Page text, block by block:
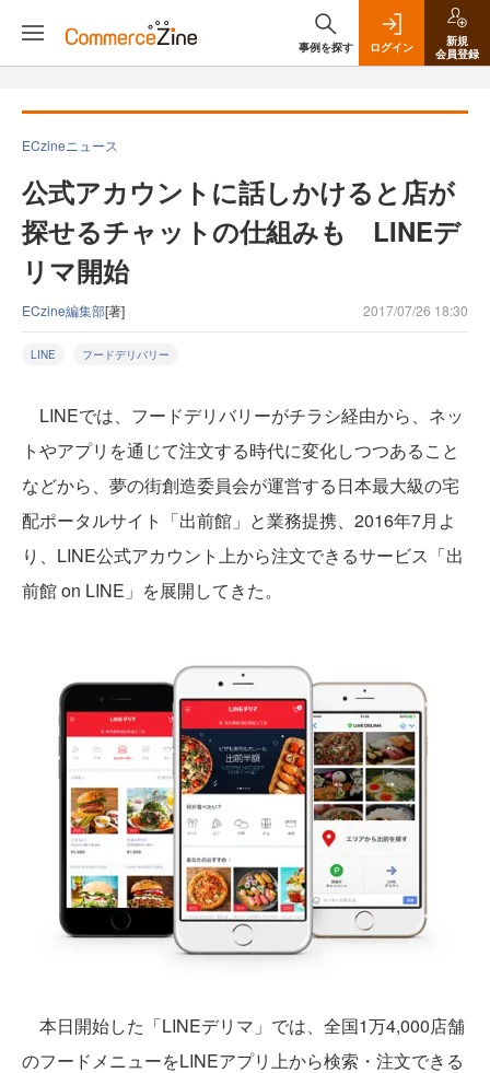
事例を探す ログイン
新規
会員登録
ECzineニュース
公式アカウントに話しかけると店が
探せるチャットの仕組みも LINEデ
リマ開始
ECzine編集部[著] 2017/07/26 18:30
LINE フードデリバリー
LINEでは、フードデリバリーがチラシ経由から、ネッ
トやアプリを通じて注文する時代に変化しつつあること
などから、夢の街創造委員会が運営する日本最大級の宅
配ポータルサイト「出前館」と業務提携、2016年7月よ
り、LINE公式アカウント上から注文できるサービス「出
前館 on LINE」を展開してきた。
本日開始した「LINEデリマ」では、全国1万4,000店舗
のフードメニューをLINEアプリ上から検索・注文できる